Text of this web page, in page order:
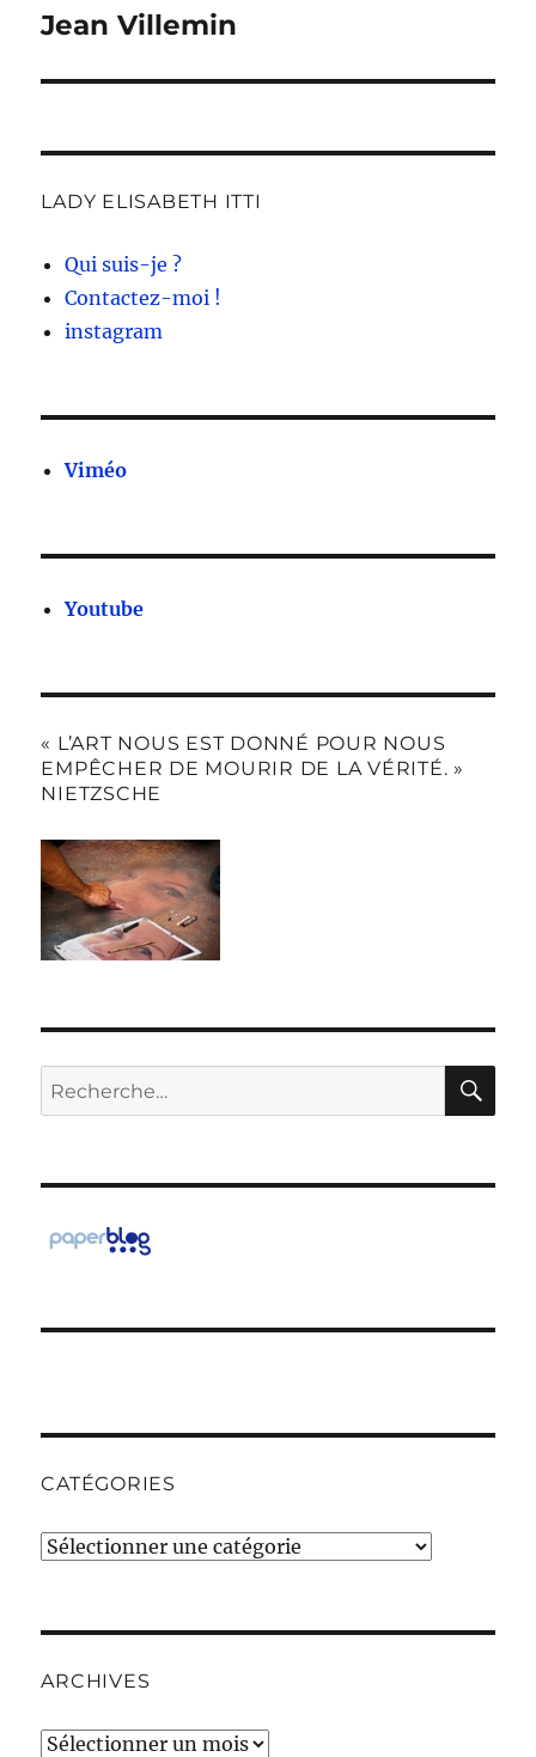
suivante :
Jean Villemin
LADY ELISABETH ITTI
Qui suis-je ?
Contactez-moi !
instagram
Viméo
Youtube
« L’ART NOUS EST DONNÉ POUR NOUS
EMPÊCHER DE MOURIR DE LA VÉRITÉ. »
NIETZSCHE
Recherche
pour :
CATÉGORIES
Catégories
ARCHIVES
Archives